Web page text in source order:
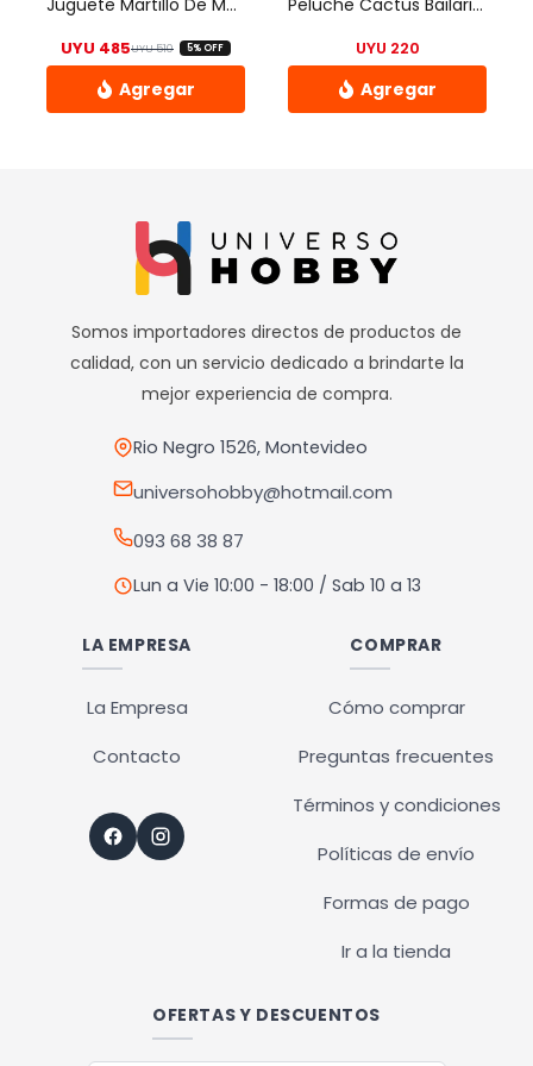
la
página
de
Juguete Martillo De Madera De Encastre
UYU510El precio original era: UYU 510.
UYU 485 El precio actual es: UYU 485.
5% OFF
Peluche Cactus Bailarin Canciones Imita Y Graba Color – Uh
UYU 220
Somos importadores directos de productos de
calidad, con un servicio dedicado a brindarte la
mejor experiencia de compra.
Rio Negro 1526, Montevideo
universohobby@hotmail.com
093 68 38 87
Lun a Vie 10:00 - 18:00 / Sab 10 a 13
LA EMPRESA
La Empresa
Contacto
COMPRAR
Cómo comprar
Preguntas frecuentes
Términos y condiciones
Políticas de envío
Formas de pago
Ir a la tienda
OFERTAS Y DESCUENTOS